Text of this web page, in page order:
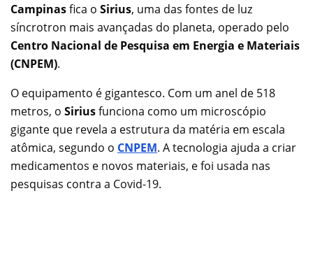
Campinasfica o Sirius, uma das fontes de luz
síncrotron mais avançadas do planeta, operado pelo
Centro Nacional de Pesquisa em Energia e Materiais
(CNPEM).
O equipamento é gigantesco. Com um anel de 518
metros, o Siriusfunciona como um microscópio
gigante que revela a estrutura da matéria em escala
atômica, segundo o CNPEM. A tecnologia ajuda a criar
medicamentos e novos materiais, e foi usada nas
pesquisas contra a Covid-19.